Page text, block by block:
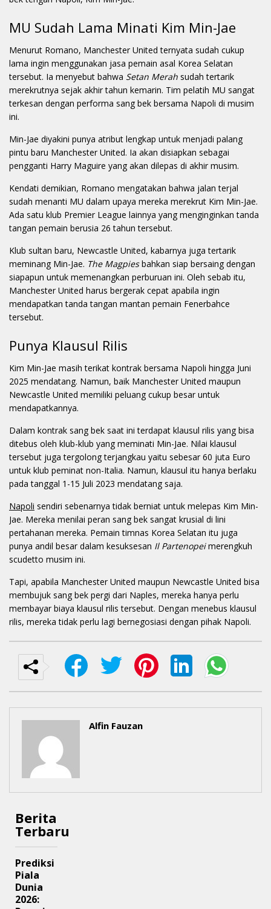
MU Sudah Lama Minati Kim Min-Jae
Menurut Romano, Manchester United ternyata sudah cukup
lama ingin menggunakan jasa pemain asal Korea Selatan
tersebut. Ia menyebut bahwa Setan Merah sudah tertarik
merekrutnya sejak akhir tahun kemarin. Tim pelatih MU sangat
terkesan dengan performa sang bek bersama Napoli di musim
ini.
Min-Jae diyakini punya atribut lengkap untuk menjadi palang
pintu baru Manchester United. Ia akan disiapkan sebagai
pengganti Harry Maguire yang akan dilepas di akhir musim.
Kendati demikian, Romano mengatakan bahwa jalan terjal
sudah menanti MU dalam upaya mereka merekrut Kim Min-Jae.
Ada satu klub Premier League lainnya yang menginginkan tanda
tangan pemain berusia 26 tahun tersebut.
Klub sultan baru, Newcastle United, kabarnya juga tertarik
meminang Min-Jae. The Magpiesbahkan siap bersaing dengan
siapapun untuk memenangkan perburuan ini. Oleh sebab itu,
Manchester United harus bergerak cepat apabila ingin
mendapatkan tanda tangan mantan pemain Fenerbahce
tersebut.
Punya Klausul Rilis
Kim Min-Jae masih terikat kontrak bersama Napoli hingga Juni
2025 mendatang. Namun, baik Manchester United maupun
Newcastle United memiliki peluang cukup besar untuk
mendapatkannya.
Dalam kontrak sang bek saat ini terdapat klausul rilis yang bisa
ditebus oleh klub-klub yang meminati Min-Jae. Nilai klausul
tersebut juga tergolong terjangkau yaitu sebesar 60 juta Euro
untuk klub peminat non-Italia. Namun, klausul itu hanya berlaku
pada tanggal 1-15 Juli 2023 mendatang saja.
Napoli sendiri sebenarnya tidak berniat untuk melepas Kim Min-
Jae. Mereka menilai peran sang bek sangat krusial di lini
pertahanan mereka. Pemain timnas Korea Selatan itu juga
punya andil besar dalam kesuksesan Il Partenopeimerengkuh
scudetto musim ini.
Tapi, apabila Manchester United maupun Newcastle United bisa
membujuk sang bek pergi dari Naples, mereka hanya perlu
membayar biaya klausul rilis tersebut. Dengan menebus klausul
rilis, mereka tidak perlu lagi bernegosiasi dengan pihak Napoli.
Alfin Fauzan
Berita
Terbaru
Prediksi
Piala
Dunia
2026: